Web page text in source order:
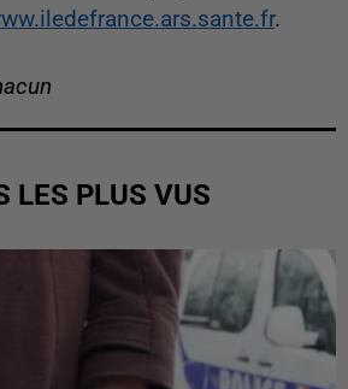
.
LES PLUS VUS